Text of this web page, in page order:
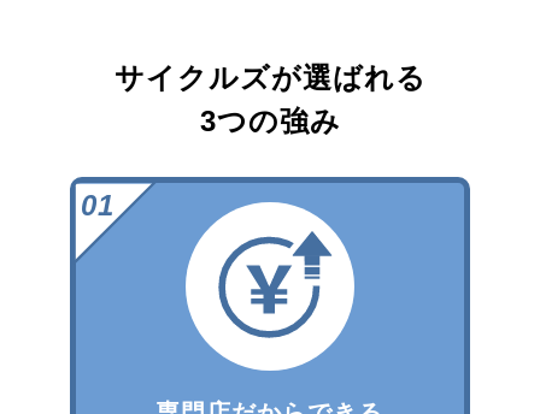
サイクルズが選ばれる
3つの強み